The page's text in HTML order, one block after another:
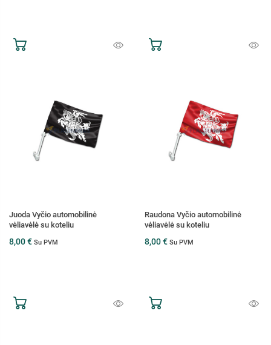
Juoda Vyčio automobilinė
vėliavėlė su koteliu
8,00 € Su PVM
Raudona Vyčio automobilinė
vėliavėlė su koteliu
8,00 € Su PVM